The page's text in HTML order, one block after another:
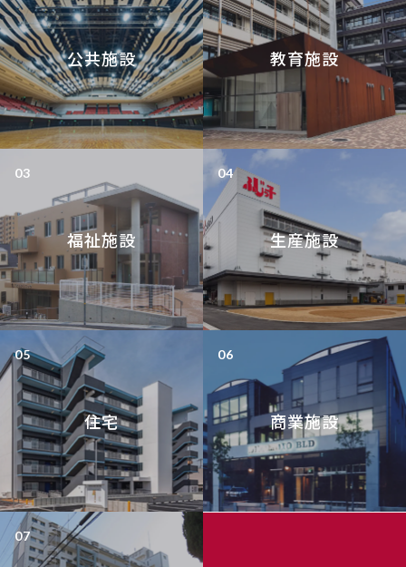
公共施設 教育施設
福祉施設 生産施設
住宅 商業施設